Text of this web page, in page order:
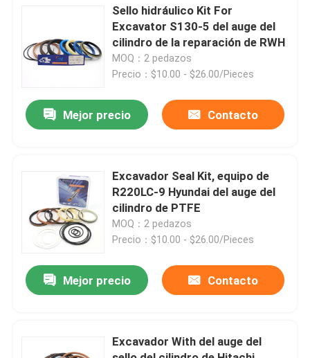
Vídeos
Viaje de la fábrica
Control de calidad
Éntrenos en contacto con
Noticias
Equipo hidráulico del sello del triturador
Sello hidráulico Kit For
Excavator S130-5 del auge del
cilindro de la reparación de RWH
MOQ：2 pedazos
Precio：$10.00 - $26.00/Pieces
Mejor precio Contacto
Excavador Seal Kit, equipo de
R220LC-9 Hyundai del auge del
cilindro de PTFE
MOQ：2 pedazos
Precio：$10.00 - $26.00/Pieces
Mejor precio Contacto
Excavador With del auge del